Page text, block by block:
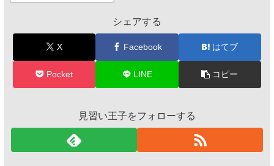
シェアする
X Facebook はてブ
Pocket LINE コピー
見習い王子をフォローする